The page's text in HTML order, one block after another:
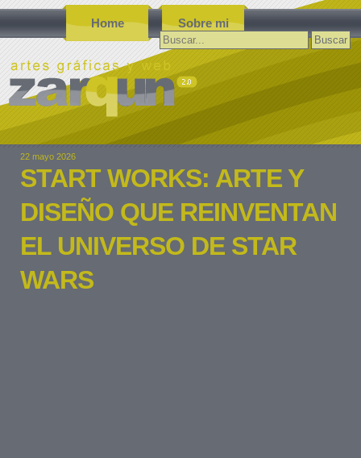
Home Sobre mi
Buscar:
22 mayo 2026
START WORKS: ARTE Y
DISEÑO QUE REINVENTAN
EL UNIVERSO DE STAR
WARS